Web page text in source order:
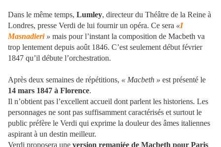
Dans le même temps, Lumley, directeur du Théâtre de la Reine à
Londres, presse Verdi de lui fournir un opéra. Ce sera «I
Masnadieri» mais pour l’instant la composition de Macbeth va
trop lentement depuis août 1846. C’est seulement début février
1847 qu’il débute l’orchestration.
Après deux semaines de répétitions, « Macbeth » est présenté le
14 mars 1847 à Florence.
Il n’obtient pas l’excellent accueil dont parlent les historiens. Les
personnages ne sont pas suffisamment caractérisés et surtout le
public préfère le Verdi qui exprime la douleur des âmes italiennes
aspirant à un destin meilleur.
Verdi proposera une version remaniée de Macbeth pour Paris